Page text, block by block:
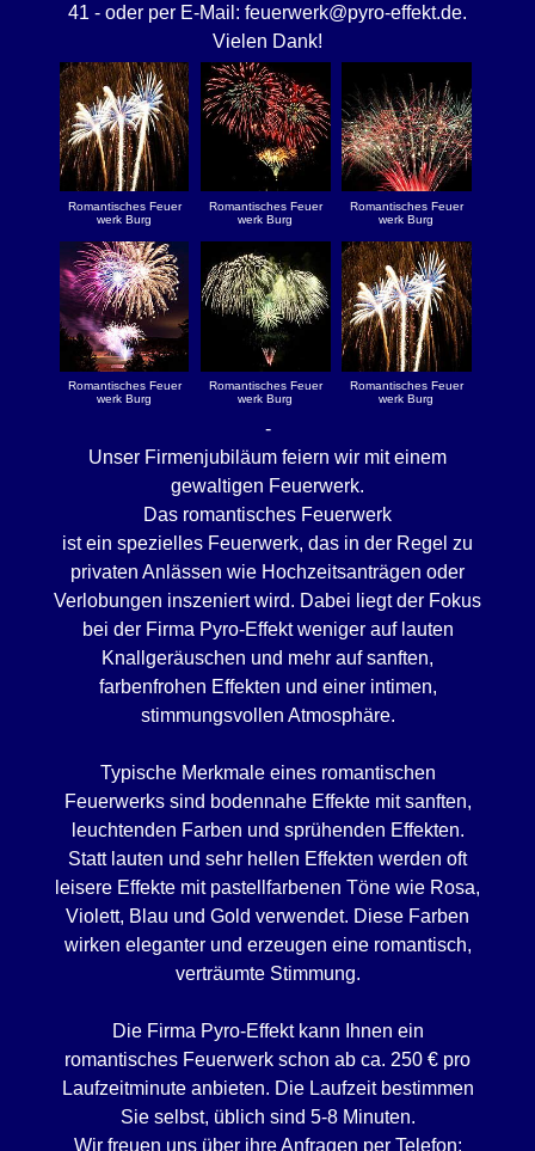
41 - oder per E-Mail: feuerwerk@pyro-effekt.de.
Vielen Dank!
Romantisches Feuer
werk Burg
Romantisches Feuer
werk Burg
Romantisches Feuer
werk Burg
Romantisches Feuer
werk Burg
Romantisches Feuer
werk Burg
Romantisches Feuer
werk Burg
-
Unser Firmenjubiläum feiern wir mit einem
gewaltigen Feuerwerk.
Das romantisches Feuerwerk
ist ein spezielles Feuerwerk, das in der Regel zu
privaten Anlässen wie Hochzeitsanträgen oder
Verlobungen inszeniert wird. Dabei liegt der Fokus
bei der Firma Pyro-Effekt weniger auf lauten
Knallgeräuschen und mehr auf sanften,
farbenfrohen Effekten und einer intimen,
stimmungsvollen Atmosphäre.
Typische Merkmale eines romantischen
Feuerwerks sind bodennahe Effekte mit sanften,
leuchtenden Farben und sprühenden Effekten.
Statt lauten und sehr hellen Effekten werden oft
leisere Effekte mit pastellfarbenen Töne wie Rosa,
Violett, Blau und Gold verwendet. Diese Farben
wirken eleganter und erzeugen eine romantisch,
verträumte Stimmung.
Die Firma Pyro-Effekt kann Ihnen ein
romantisches Feuerwerk schon ab ca. 250 € pro
Laufzeitminute anbieten. Die Laufzeit bestimmen
Sie selbst, üblich sind 5-8 Minuten.
Wir freuen uns über ihre Anfragen per Telefon: